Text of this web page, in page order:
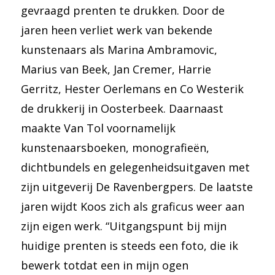
gevraagd prenten te drukken. Door de
jaren heen verliet werk van bekende
kunstenaars als Marina Ambramovic,
Marius van Beek, Jan Cremer, Harrie
Gerritz, Hester Oerlemans en Co Westerik
de drukkerij in Oosterbeek. Daarnaast
maakte Van Tol voornamelijk
kunstenaarsboeken, monografieën,
dichtbundels en gelegenheidsuitgaven met
zijn uitgeverij De Ravenbergpers. De laatste
jaren wijdt Koos zich als graficus weer aan
zijn eigen werk. “Uitgangspunt bij mijn
huidige prenten is steeds een foto, die ik
bewerk totdat een in mijn ogen